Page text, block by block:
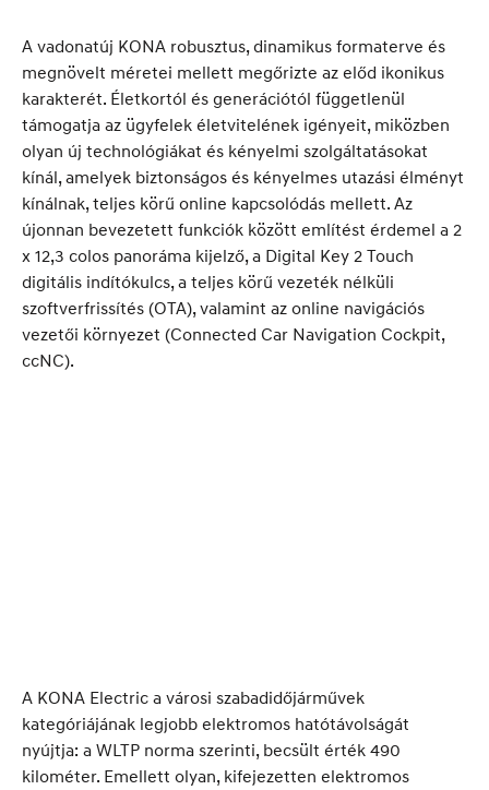
A vadonatúj KONA robusztus, dinamikus formaterve és
megnövelt méretei mellett megőrizte az előd ikonikus
karakterét. Életkortól és generációtól függetlenül
támogatja az ügyfelek életvitelének igényeit, miközben
olyan új technológiákat és kényelmi szolgáltatásokat
kínál, amelyek biztonságos és kényelmes utazási élményt
kínálnak, teljes körű online kapcsolódás mellett. Az
újonnan bevezetett funkciók között említést érdemel a 2
x 12,3 colos panoráma kijelző, a Digital Key 2 Touch
digitális indítókulcs, a teljes körű vezeték nélküli
szoftverfrissítés (OTA), valamint az online navigációs
vezetői környezet (Connected Car Navigation Cockpit,
ccNC).
A KONA Electric a városi szabadidőjárművek
kategóriájának legjobb elektromos hatótávolságát
nyújtja: a WLTP norma szerinti, becsült érték 490
kilométer. Emellett olyan, kifejezetten elektromos